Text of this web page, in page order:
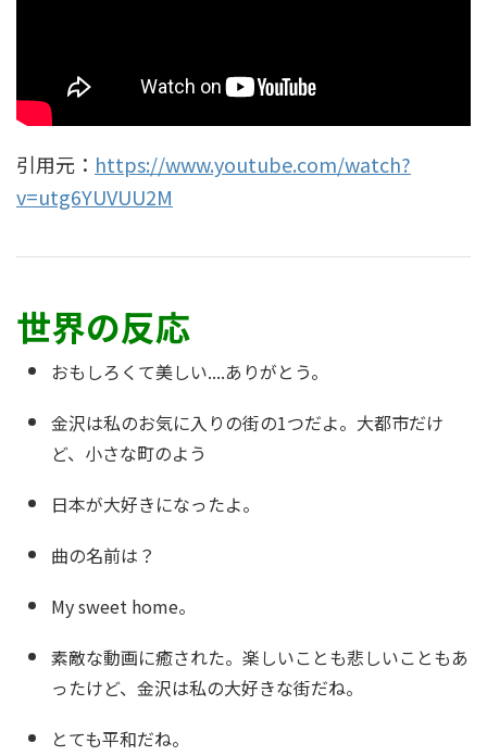
引用元： https://www.youtube.com/watch?
v=utg6YUVUU2M
世界の反応
おもしろくて美しい....ありがとう。
金沢は私のお気に入りの街の1つだよ。大都市だけ
ど、小さな町のよう
日本が大好きになったよ。
曲の名前は？
My sweet home。
素敵な動画に癒された。楽しいことも悲しいこともあ
ったけど、金沢は私の大好きな街だね。
とても平和だね。